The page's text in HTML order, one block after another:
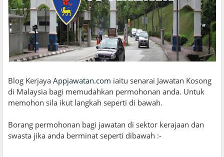
Blog Kerjaya Appjawatan.com iaitu senarai Jawatan Kosong
di Malaysia bagi memudahkan permohonan anda. Untuk
memohon sila ikut langkah seperti di bawah.
Borang permohonan bagi jawatan di sektor kerajaan dan
swasta jika anda berminat seperti dibawah :-